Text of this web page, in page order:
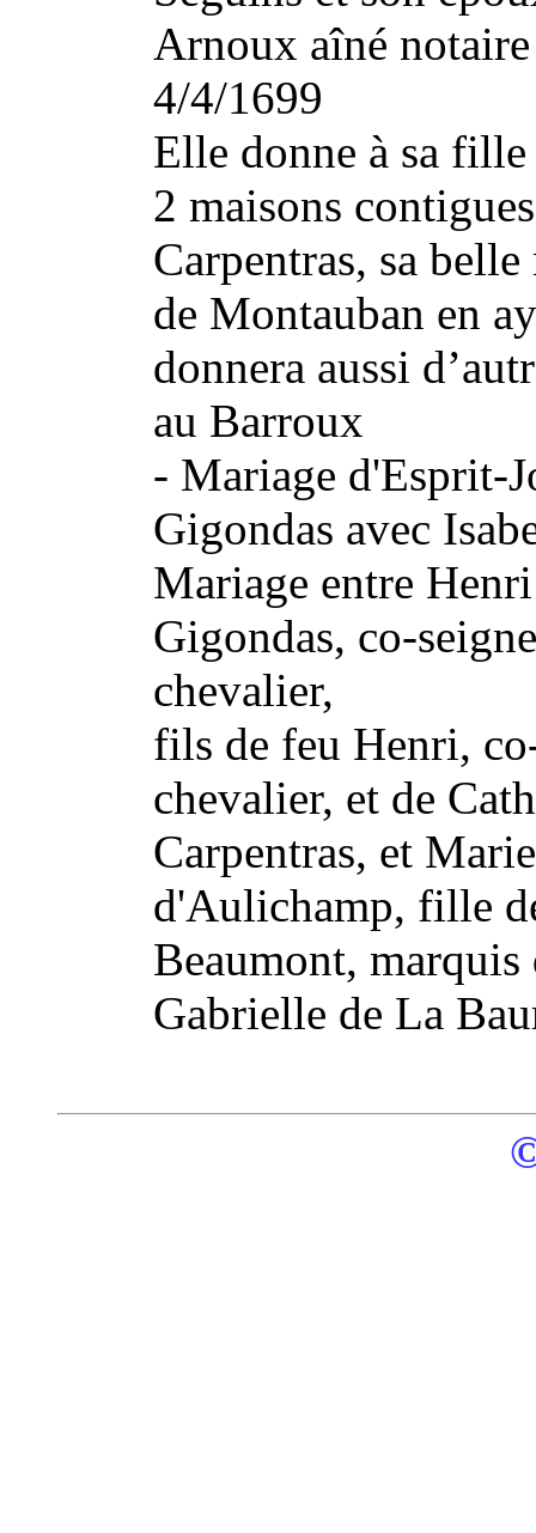
Arnoux aîné
4/4/1699
Elle donne à sa
2 maisons
Carpentras, sa
de Montauban en
donnera aussi
au Barroux
- Mariage d'Esprit-
Gigondas avec
Mariage entre
Gigondas, co-
chevalier,
fils de feu Henri,
chevalier, et de
Carpentras, et
d'Aulichamp, fille
Beaumont,
Gabrielle de La